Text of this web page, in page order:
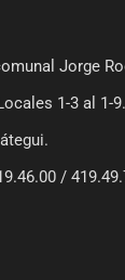
Jorge
1-3 al 1-9.
/